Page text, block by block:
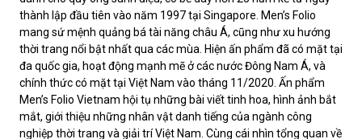
thành lập đầu tiên vào năm 1997 tại Singapore. Men’s Folio
mang sứ mệnh quảng bá tài năng châu Á, cũng như xu hướng
thời trang nổi bật nhất qua các mùa. Hiện ấn phẩm đã có mặt tại
đa quốc gia, hoạt động mạnh mẽ ở các nước Đông Nam Á, và
chính thức có mặt tại Việt Nam vào tháng 11/2020. Ấn phẩm
Men’s Folio Vietnam hội tụ những bài viết tinh hoa, hình ảnh bắt
mắt, giới thiệu những nhân vật danh tiếng của ngành công
nghiệp thời trang và giải trí Việt Nam. Cùng cái nhìn tổng quan về